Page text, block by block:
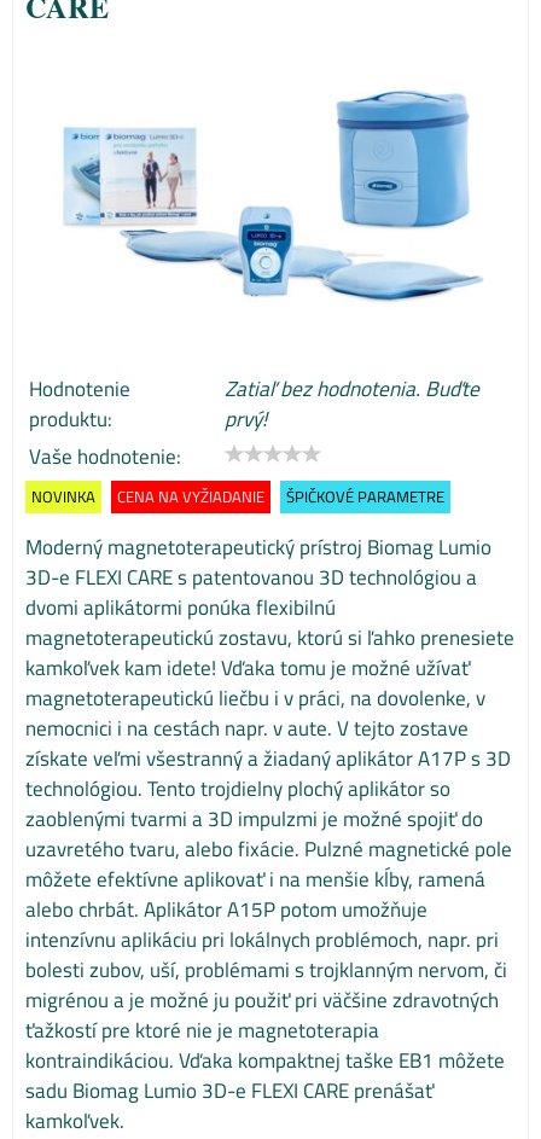
Hodnotenie
produktu:
Zatiaľ bez hodnotenia. Buďte
prvý!
Vaše hodnotenie:
NOVINKA CENA NA VYŽIADANIE ŠPIČKOVÉ PARAMETRE
Moderný magnetoterapeutický prístroj Biomag Lumio
3D-e FLEXI CARE s patentovanou 3D technológiou a
dvomi aplikátormi ponúka flexibilnú
magnetoterapeutickú zostavu, ktorú si ľahko prenesiete
kamkoľvek kam idete! Vďaka tomu je možné užívať
magnetoterapeutickú liečbu i v práci, na dovolenke, v
nemocnici i na cestách napr. v aute. V tejto zostave
získate veľmi všestranný a žiadaný aplikátor A17P s 3D
technológiou. Tento trojdielny plochý aplikátor so
zaoblenými tvarmi a 3D impulzmi je možné spojiť do
uzavretého tvaru, alebo fixácie. Pulzné magnetické pole
môžete efektívne aplikovať i na menšie kĺby, ramená
alebo chrbát. Aplikátor A15P potom umožňuje
intenzívnu aplikáciu pri lokálnych problémoch, napr. pri
bolesti zubov, uší, problémami s trojklanným nervom, či
migrénou a je možné ju použiť pri väčšine zdravotných
ťažkostí pre ktoré nie je magnetoterapia
kontraindikáciou. Vďaka kompaktnej taške EB1 môžete
sadu Biomag Lumio 3D-e FLEXI CARE prenášať
kamkoľvek.